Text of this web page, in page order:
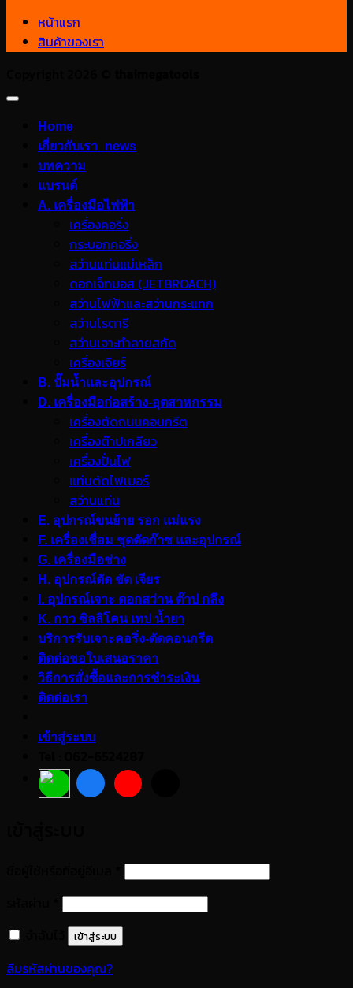
หน้าแรก
สินค้าของเรา
Home
เกี่ยวกับเรา_news
บทความ
แบรนด์
A. เครื่องมือไฟฟ้า
เครื่องคอริ่ง
กระบอกคอริ่ง
สว่านแท่นแม่เหล็ก
ดอกเจ็ทบอส (JETBROACH)
สว่านไฟฟ้าและสว่านกระแทก
สว่านโรตารี
สว่านเจาะทำลายสกัด
เครื่องเจียร์
B. ปั๊มน้ำและอุปกรณ์
D. เครื่องมือก่อสร้าง-อุตสาหกรรม
เครื่องตัดถนนคอนกรีต
เครื่องต๊าปเกลียว
เครื่องปั่นไฟ
แท่นตัดไฟเบอร์
สว่านแท่น
E. อุปกรณ์ขนย้าย รอก แม่แรง
F. เครื่องเชื่อม ชุดตัดก๊าซ และอุปกรณ์
G. เครื่องมือช่าง
H. อุปกรณ์ตัด ขัด เจียร
I. อุปกรณ์เจาะ ดอกสว่าน ต๊าป กลึง
K. กาว ซิลลิโคน เทป น้ำยา
บริการรับเจาะคอริ่ง-ตัดคอนกรีต
ติดต่อขอใบเสนอราคา
วิธีการสั่งซื้อและการชำระเงิน
ติดต่อเรา
เข้าสู่ระบบ
ต้องการ
ต้องการ
เข้าสู่ระบบ
ลืมรหัสผ่านของคุณ?